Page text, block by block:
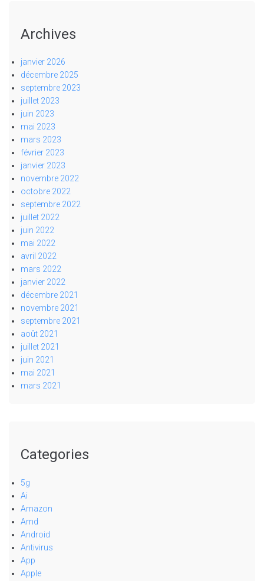
Archives
janvier 2026
décembre 2025
septembre 2023
juillet 2023
juin 2023
mai 2023
mars 2023
février 2023
janvier 2023
novembre 2022
octobre 2022
septembre 2022
juillet 2022
juin 2022
mai 2022
avril 2022
mars 2022
janvier 2022
décembre 2021
novembre 2021
septembre 2021
août 2021
juillet 2021
juin 2021
mai 2021
mars 2021
Categories
5g
Ai
Amazon
Amd
Android
Antivirus
App
Apple